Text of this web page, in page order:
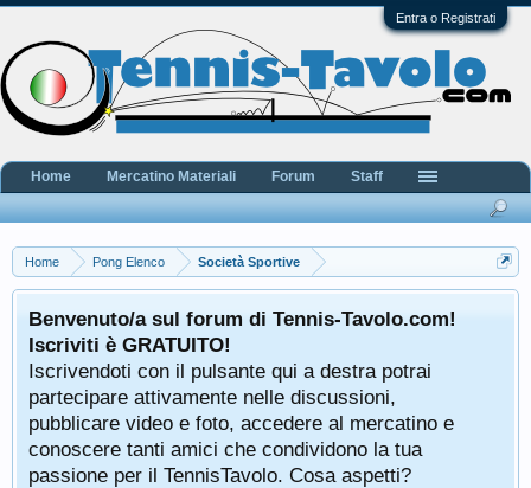
Entra o Registrati
Home Pong Elenco Società Sportive
Benvenuto/a sul forum di Tennis-Tavolo.com!
Iscriviti è GRATUITO!
Iscrivendoti con il pulsante qui a destra potrai
partecipare attivamente nelle discussioni,
pubblicare video e foto, accedere al mercatino e
conoscere tanti amici che condividono la tua
passione per il TennisTavolo. Cosa aspetti?
Home Mercatino Materiali Forum Staff